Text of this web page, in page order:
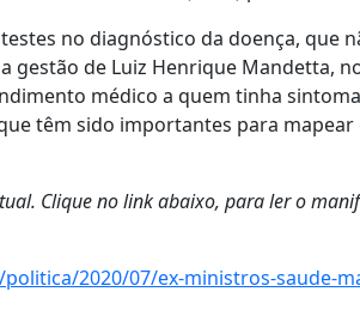
no diagnóstico da doença, que
gestão de Luiz Henrique Mandetta,
médico a quem tinha
têm sido importantes para mapear
Clique no link abaixo, para ler o
2020/07/ex-ministros-saude-